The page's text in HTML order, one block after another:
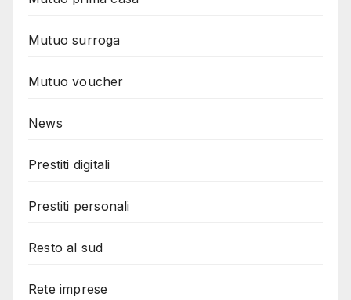
Mutuo surroga
Mutuo voucher
News
Prestiti digitali
Prestiti personali
Resto al sud
Rete imprese